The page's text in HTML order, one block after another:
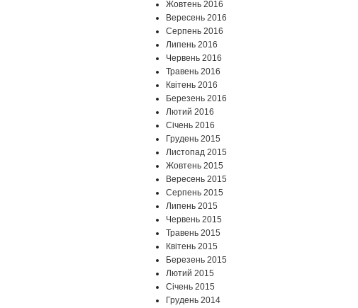
Жовтень 2016
Вересень 2016
Серпень 2016
Липень 2016
Червень 2016
Травень 2016
Квітень 2016
Березень 2016
Лютий 2016
Січень 2016
Грудень 2015
Листопад 2015
Жовтень 2015
Вересень 2015
Серпень 2015
Липень 2015
Червень 2015
Травень 2015
Квітень 2015
Березень 2015
Лютий 2015
Січень 2015
Грудень 2014